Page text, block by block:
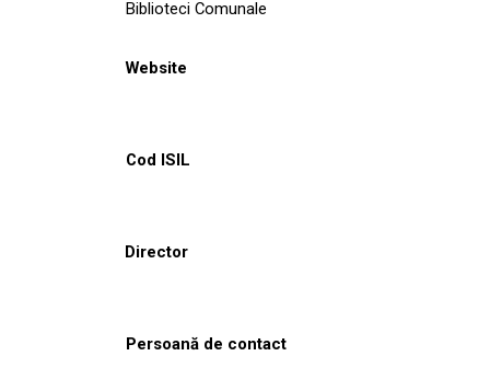
Biblioteci Comunale
Website
Cod ISIL
Director
Persoană de contact